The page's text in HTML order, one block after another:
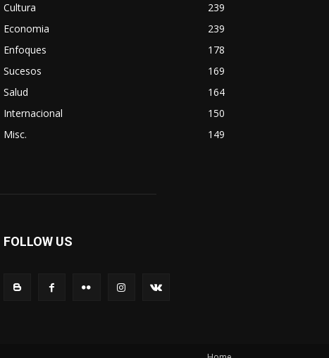
Cultura
239
Economia
239
Enfoques
178
Sucesos
169
Salud
164
Internacional
150
Misc.
149
FOLLOW US